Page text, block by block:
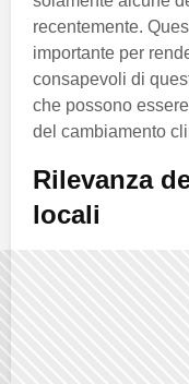
recentemente.
importante per
consapevoli di
che possono
del cambiamento
Rilevanza
locali